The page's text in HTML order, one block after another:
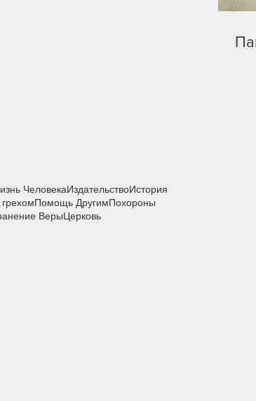
ЧеловекаИздательствоИстория
Помощь ДругимПохороны
ВерыЦерковь